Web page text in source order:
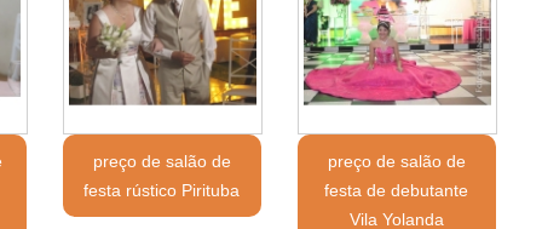
preço de salão de
festa rústico Pirituba
preço de salão de
festa de debutante
Vila Yolanda